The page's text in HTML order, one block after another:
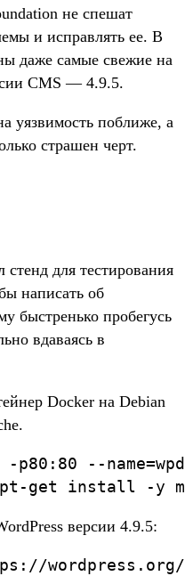
не спешат
и исправлять ее. В
даже самые свежие на
CMS — 4.9.5.
уязвимость поближе, а
страшен черт.
для тестирования
написать об
быстренько пробегусь
вдаваясь в
Docker на Debian
--
версии 4.9.5: